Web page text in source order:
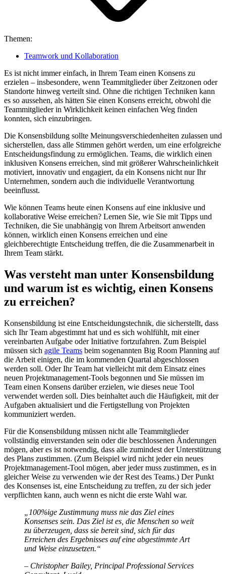
Themen:
Teamwork und Kollaboration
Es ist nicht immer einfach, in Ihrem Team einen Konsens zu
erzielen – insbesondere, wenn Teammitglieder über Zeitzonen oder
Standorte hinweg verteilt sind. Ohne die richtigen Techniken kann
es so aussehen, als hätten Sie einen Konsens erreicht, obwohl die
Teammitglieder in Wirklichkeit keinen einfachen Weg finden
konnten, sich einzubringen.
Die Konsensbildung sollte Meinungsverschiedenheiten zulassen und
sicherstellen, dass alle Stimmen gehört werden, um eine erfolgreiche
Entscheidungsfindung zu ermöglichen. Teams, die wirklich einen
inklusiven Konsens erreichen, sind mit größerer Wahrscheinlichkeit
motiviert, innovativ und engagiert, da ein Konsens nicht nur Ihr
Unternehmen, sondern auch die individuelle Verantwortung
beeinflusst.
Wie können Teams heute einen Konsens auf eine inklusive und
kollaborative Weise erreichen? Lernen Sie, wie Sie mit Tipps und
Techniken, die Sie unabhängig von Ihrem Arbeitsort anwenden
können, wirklich einen Konsens erreichen und eine
gleichberechtigte Entscheidung treffen, die die Zusammenarbeit in
Ihrem Team stärkt.
Was versteht man unter Konsensbildung
und warum ist es wichtig, einen Konsens
zu erreichen?
Konsensbildung ist eine Entscheidungstechnik, die sicherstellt, dass
sich Ihr Team abgestimmt hat und es sich wohlfühlt, mit einer
vereinbarten Aufgabe oder Initiative fortzufahren. Zum Beispiel
müssen sich agile Teams beim sogenannten Big Room Planning auf
die Arbeit einigen, die im kommenden Quartal abgeschlossen
werden soll. Oder Ihr Team hat vielleicht mit dem Einsatz eines
neuen Projektmanagement-Tools begonnen und Sie müssen im
Team einen Konsens darüber erzielen, wie dieses neue Tool
verwendet werden soll. Dies beinhaltet auch die Häufigkeit, mit der
Aufgaben aktualisiert und die Fertigstellung von Projekten
kommuniziert werden.
Für die Konsensbildung müssen nicht alle Teammitglieder
vollständig einverstanden sein oder die beschlossenen Änderungen
mögen, aber es ist notwendig, dass alle zumindest der Unterstützung
des Plans zustimmen. (Zum Beispiel wird nicht jeder ein neues
Projektmanagement-Tool mögen, aber jeder muss zustimmen, es in
gleicher Weise zu verwenden wie der Rest des Teams.) Der Punkt
des Konsenses ist, eine Entscheidung zu treffen, zu der sich jeder
verpflichten kann, auch wenn es nicht die erste Wahl war.
„100%ige Zustimmung muss nie das Ziel eines
Konsenses sein. Das Ziel ist es, die Menschen so weit
zu überzeugen, dass sie bereit sind, sich für das
Erreichen des Ergebnisses auf eine abgestimmte Art
und Weise einzusetzen.“
– Christopher Bailey, Principal Professional Services